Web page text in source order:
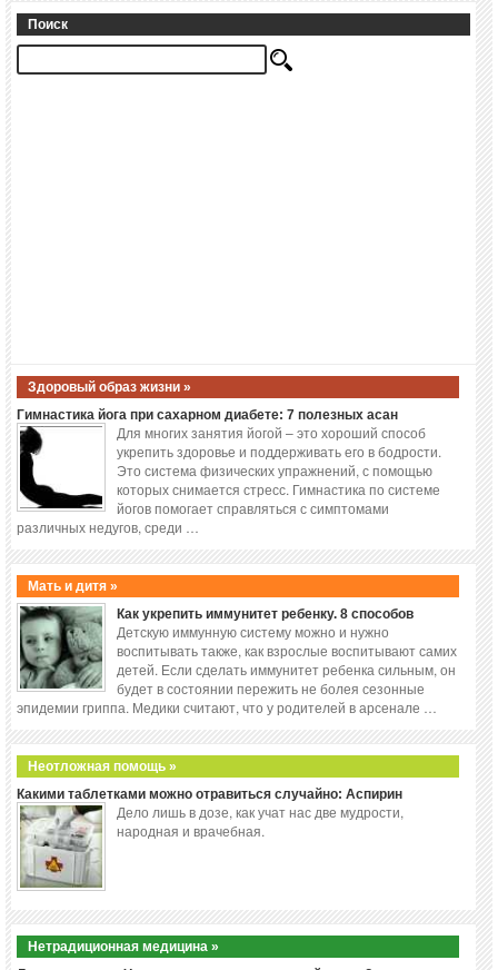
Поиск
Здоровый образ жизни »
Гимнастика йога при сахарном диабете: 7 полезных асан
Для многих занятия йогой – это хороший способ
укрепить здоровье и поддерживать его в бодрости.
Это система физических упражнений, с помощью
которых снимается стресс. Гимнастика по системе
йогов помогает справляться с симптомами
различных недугов, среди …
Мать и дитя »
Как укрепить иммунитет ребенку. 8 способов
Детскую иммунную систему можно и нужно
воспитывать также, как взрослые воспитывают самих
детей. Если сделать иммунитет ребенка сильным, он
будет в состоянии пережить не болея сезонные
эпидемии гриппа. Медики считают, что у родителей в арсенале …
Неотложная помощь »
Какими таблетками можно отравиться случайно: Аспирин
Дело лишь в дозе, как учат нас две мудрости,
народная и врачебная.
Нетрадиционная медицина »